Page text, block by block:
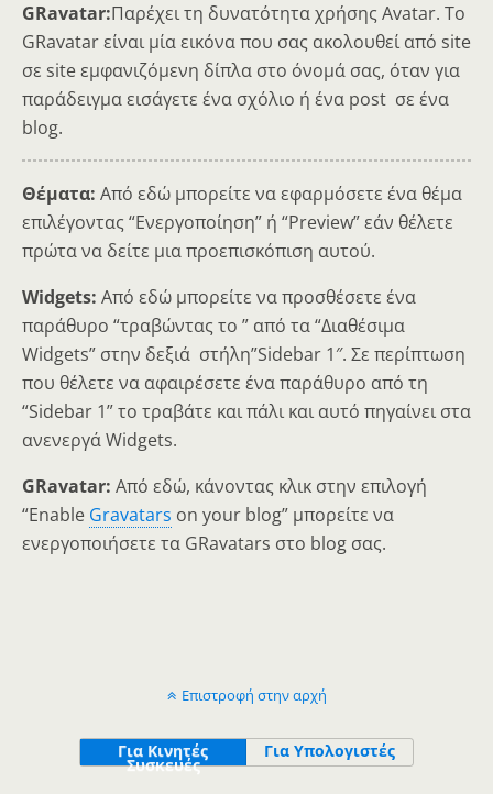
GRavatar:Παρέχει τη δυνατότητα χρήσης Avatar. Το
GRavatar είναι μία εικόνα που σας ακολουθεί από site
σε site εμφανιζόμενη δίπλα στο όνομά σας, όταν για
παράδειγμα εισάγετε ένα σχόλιο ή ένα post σε ένα
blog.
Θέματα: Από εδώ μπορείτε να εφαρμόσετε ένα θέμα
επιλέγοντας “Ενεργοποίηση” ή “Preview” εάν θέλετε
πρώτα να δείτε μια προεπισκόπιση αυτού.
Widgets: Από εδώ μπορείτε να προσθέσετε ένα
παράθυρο “τραβώντας το ” από τα “Διαθέσιμα
Widgets” στην δεξιά στήλη”Sidebar 1″. Σε περίπτωση
που θέλετε να αφαιρέσετε ένα παράθυρο από τη
“Sidebar 1” το τραβάτε και πάλι και αυτό πηγαίνει στα
ανενεργά Widgets.
GRavatar: Από εδώ, κάνοντας κλικ στην επιλογή
“Enable Gravatars on your blog” μπορείτε να
ενεργοποιήσετε τα GRavatars στο blog σας.
Επιστροφή στην αρχή
Για Κινητές
Συσκευές
Για Υπολογιστές